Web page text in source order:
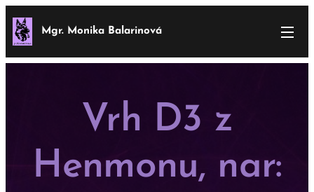
Mgr. Monika Balarinová
Vrh D3 z
Henmonu, nar: